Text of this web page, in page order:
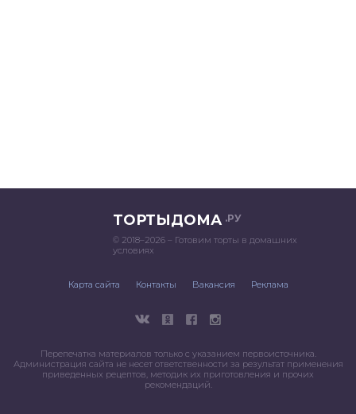
ТОРТЫДОМА .РУ
© 2018–2026 – Готовим торты в домашних
условиях
Карта сайта Контакты Вакансия Реклама
Перепечатка материалов только с указанием первоисточника.
Администрация сайта не несет ответственности за результат применения
приведенных рецептов, методик их приготовления и прочих
рекомендаций.